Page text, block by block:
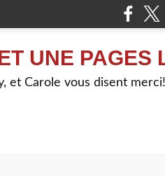
UNE PAGES
et Carole vous disent merci!